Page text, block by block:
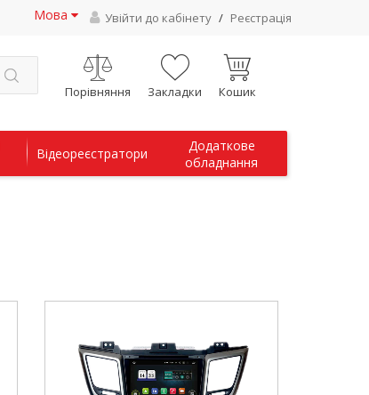
Увійти до кабінету / Реєстрація
Мова
Порівняння Закладки Кошик
Відеореєстратори
Додаткове
обладнання